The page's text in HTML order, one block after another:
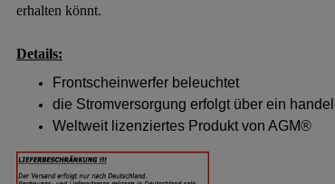
erhalten könnt.
Details:
Frontscheinwerfer beleuchtet
die Stromversorgung erfolgt über ein
Weltweit lizenziertes Produkt von AGM®